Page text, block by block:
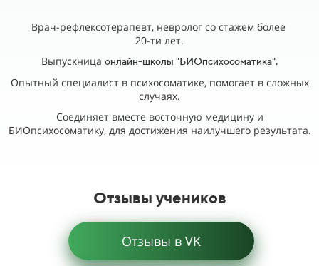
Врач-рефлексотерапевт, невролог со стажем более
20-ти лет.
Выпускница онлайн-школы "БИОпсихосоматика".
Опытный специалист в психосоматике, помогает в сложных
случаях.
Соединяет вместе восточную медицину и
БИОпсихосоматику, для достижения наилучшего результата.
Отзывы учеников
Отзывы в VK